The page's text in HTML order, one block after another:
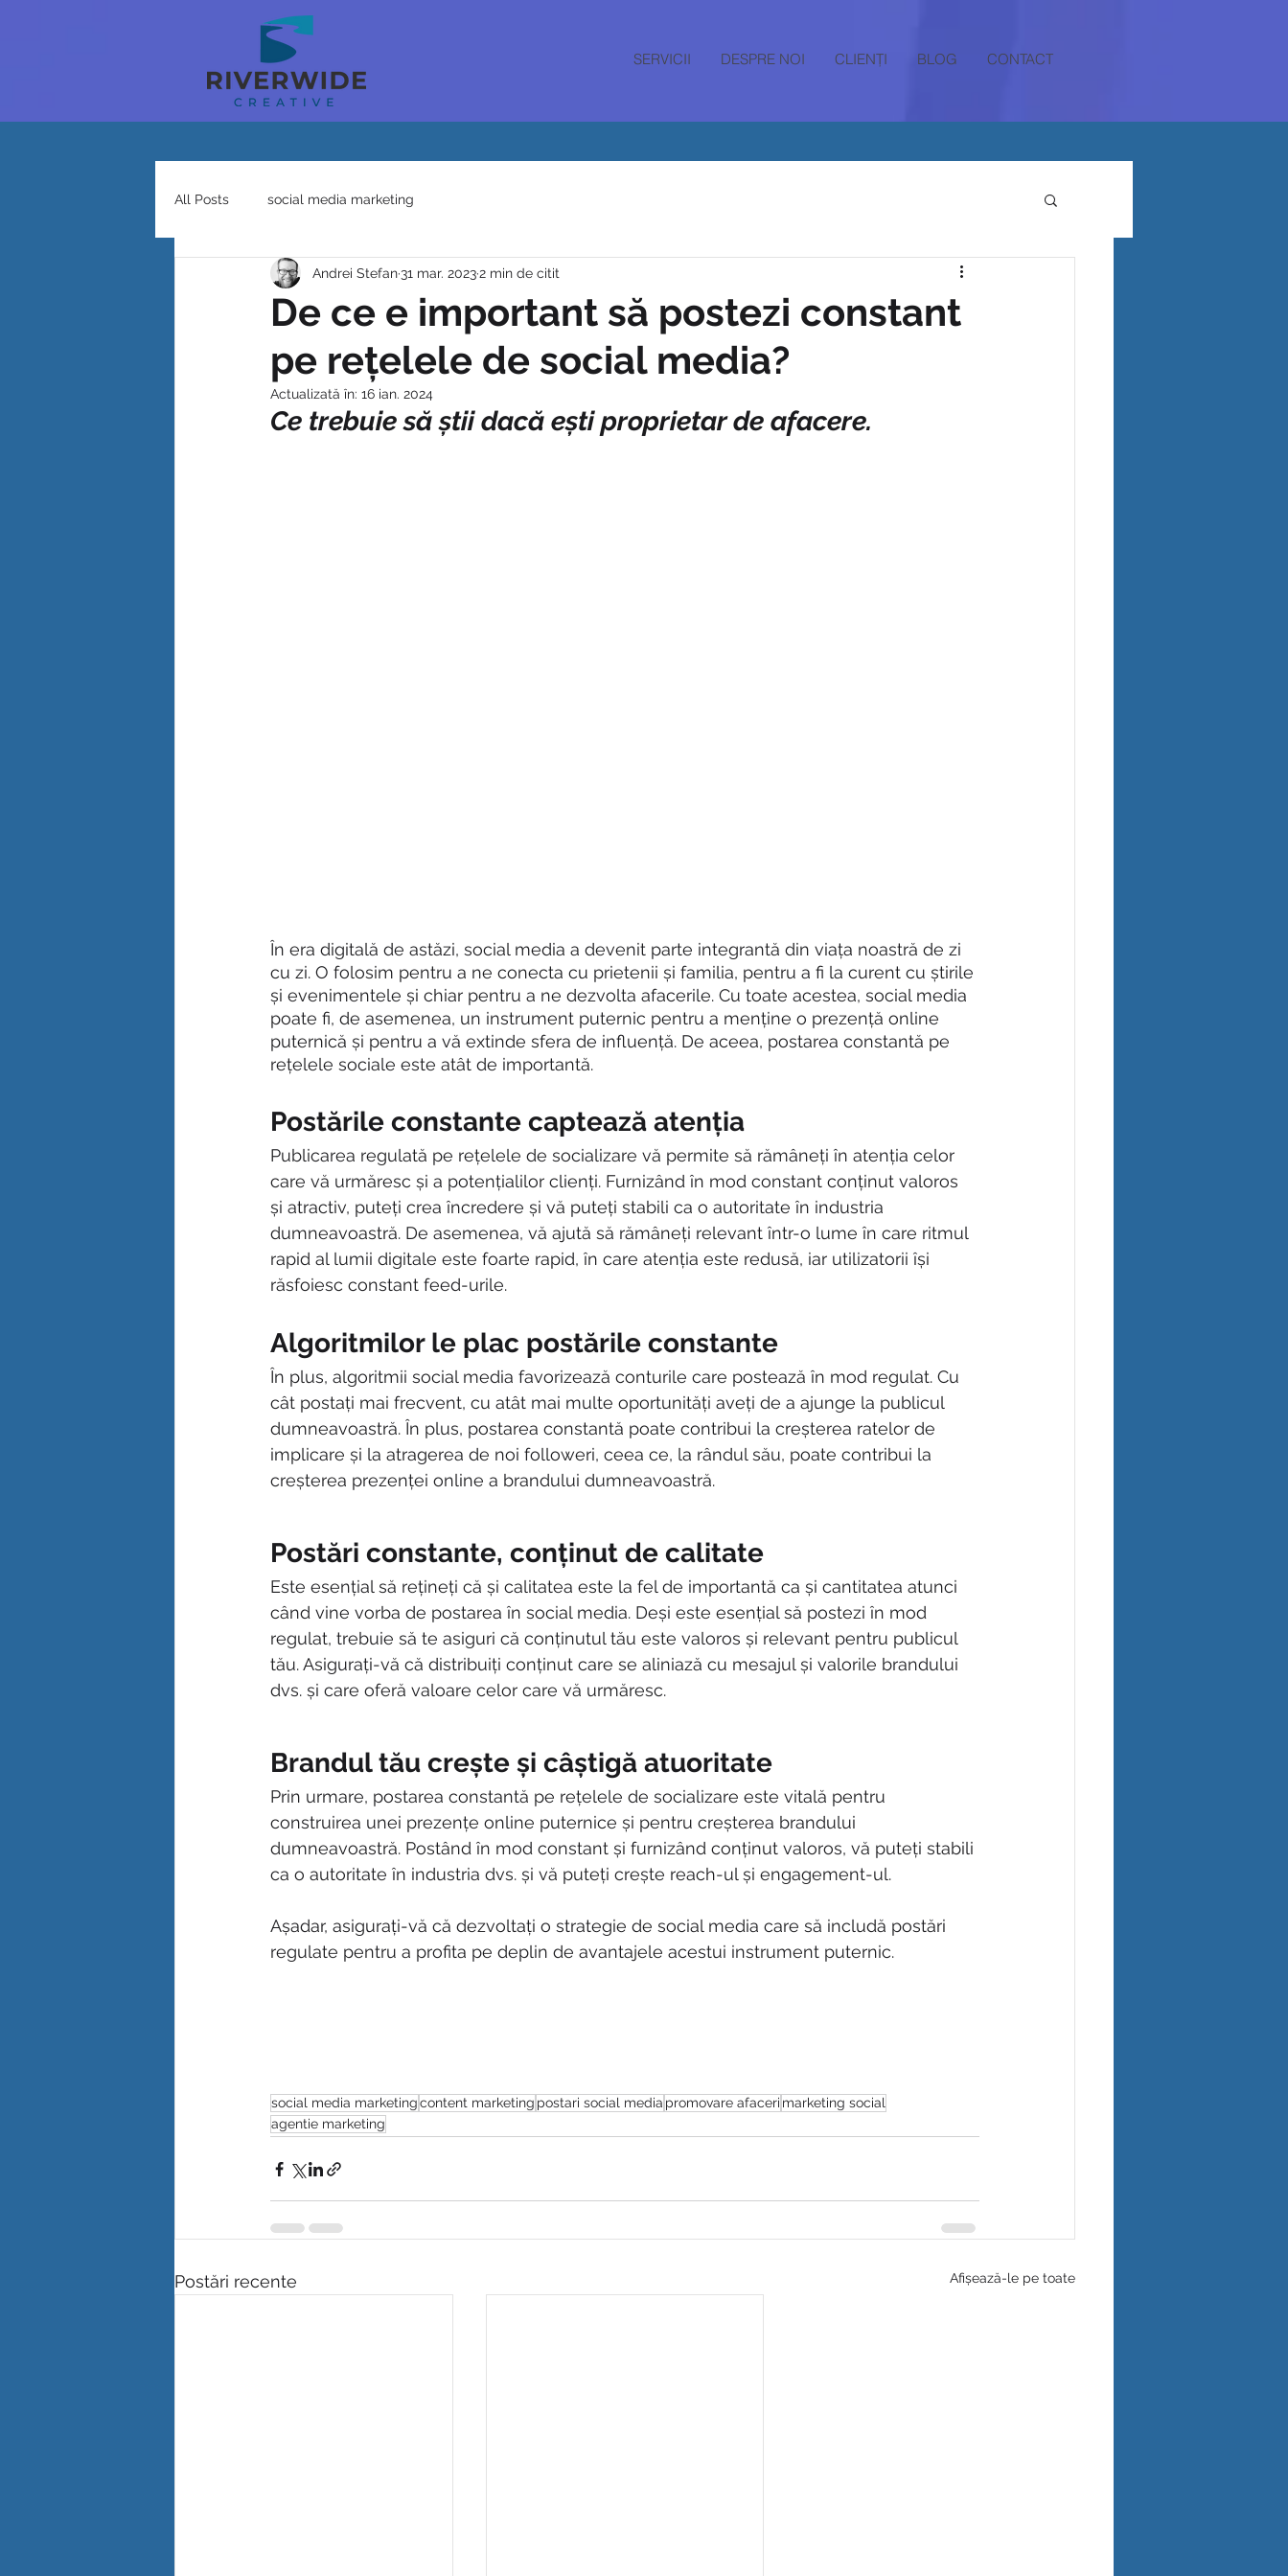
SERVICII DESPRE NOI CLIENȚI BLOG CONTACT
All Posts social media marketing
De ce e important să postezi constant
pe rețelele de social media?
Andrei Stefan31 mar. 20232 min de citit
Actualizată în: 16 ian. 2024
Ce trebuie să știi dacă ești proprietar de afacere.
În era digitală de astăzi, social media a devenit parte integrantă din viața noastră de zi
cu zi. O folosim pentru a ne conecta cu prietenii și familia, pentru a fi la curent cu știrile
și evenimentele și chiar pentru a ne dezvolta afacerile. Cu toate acestea, social media
poate fi, de asemenea, un instrument puternic pentru a menține o prezență online
puternică și pentru a vă extinde sfera de influență. De aceea, postarea constantă pe
rețelele sociale este atât de importantă.
Postările constante captează atenția
Publicarea regulată pe rețelele de socializare vă permite să rămâneți în atenția celor
care vă urmăresc și a potențialilor clienți. Furnizând în mod constant conținut valoros
și atractiv, puteți crea încredere și vă puteți stabili ca o autoritate în industria
dumneavoastră. De asemenea, vă ajută să rămâneți relevant într-o lume în care ritmul
rapid al lumii digitale este foarte rapid, în care atenția este redusă, iar utilizatorii își
răsfoiesc constant feed-urile.
Algoritmilor le plac postările constante
În plus, algoritmii social media favorizează conturile care postează în mod regulat. Cu
cât postați mai frecvent, cu atât mai multe oportunități aveți de a ajunge la publicul
dumneavoastră. În plus, postarea constantă poate contribui la creșterea ratelor de
implicare și la atragerea de noi followeri, ceea ce, la rândul său, poate contribui la
creșterea prezenței online a brandului dumneavoastră.
Postări constante, conținut de calitate
Este esențial să rețineți că și calitatea este la fel de importantă ca și cantitatea atunci
când vine vorba de postarea în social media. Deși este esențial să postezi în mod
regulat, trebuie să te asiguri că conținutul tău este valoros și relevant pentru publicul
tău. Asigurați-vă că distribuiți conținut care se aliniază cu mesajul și valorile brandului
dvs. și care oferă valoare celor care vă urmăresc.
Brandul tău crește și câștigă atuoritate
Prin urmare, postarea constantă pe rețelele de socializare este vitală pentru
construirea unei prezențe online puternice și pentru creșterea brandului
dumneavoastră. Postând în mod constant și furnizând conținut valoros, vă puteți stabili
ca o autoritate în industria dvs. și vă puteți crește reach-ul și engagement-ul.
Așadar, asigurați-vă că dezvoltați o strategie de social media care să includă postări
regulate pentru a profita pe deplin de avantajele acestui instrument puternic.
social media marketingcontent marketing postari social media promovare afaceri marketing social
agentie marketing
Postări recente Afișează-le pe toate